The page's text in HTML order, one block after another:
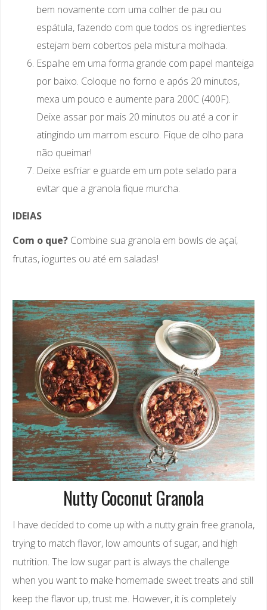
bem novamente com uma colher de pau ou
espátula, fazendo com que todos os ingredientes
estejam bem cobertos pela mistura molhada.
Espalhe em uma forma grande com papel manteiga
por baixo. Coloque no forno e após 20 minutos,
mexa um pouco e aumente para 200C (400F).
Deixe assar por mais 20 minutos ou até a cor ir
atingindo um marrom escuro. Fique de olho para
não queimar!
Deixe esfriar e guarde em um pote selado para
evitar que a granola fique murcha.
IDEIAS
Com o que? Combine sua granola em bowls de açaí,
frutas, iogurtes ou até em saladas!
Nutty Coconut Granola
I have decided to come up with a nutty grain free granola,
trying to match flavor, low amounts of sugar, and high
nutrition. The low sugar part is always the challenge
when you want to make homemade sweet treats and still
keep the flavor up, trust me. However, it is completely